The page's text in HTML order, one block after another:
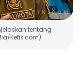
tentang
Ketik.com)